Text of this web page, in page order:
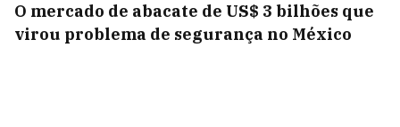
O mercado de abacate de US$ 3 bilhões que
virou problema de segurança no México